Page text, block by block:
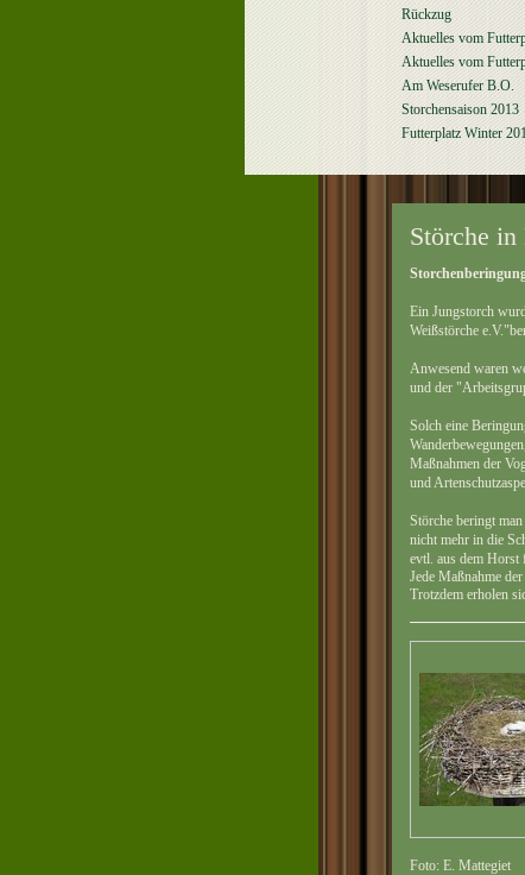
Rückzug
Aktuelles vom
Aktuelles vom
Am Weserufer B.O.
Storchensaison 2013
Futterplatz Winter
Störche in
Ein Jungstorch
Weißstörche
Anwesend waren
und der
Solch eine
Maßnahmen der
und
Störche beringt
nicht mehr in die
evtl. aus dem Horst
Jede Maßnahme
Trotzdem erholen
Foto: E. Mattegiet